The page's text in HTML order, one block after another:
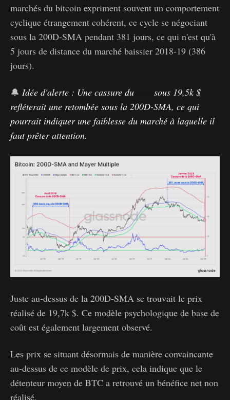
marchés du bitcoin expriment souvent un comportement
cyclique étrangement cohérent, ce cycle se négociant
sous la 200D-SMA pendant 381 jours, ce qui n'est qu'à
5 jours de distance du marché baissier 2018-19 (386
jours).
🔔 Idée d'alerte : Une cassure du
sous 19,5k $
refléterait une retombée sous la 200D-SMA, ce qui
pourrait indiquer une faiblesse du marché à laquelle il
faut prêter attention.
Juste au-dessus de la 200D-SMA se trouvait le prix
réalisé de 19,7k $. Ce modèle psychologique de base de
coût est également largement observé.
Les prix se situant désormais de manière convaincante
au-dessus de ce modèle de prix, cela indique que le
détenteur moyen de BTC a retrouvé un bénéfice net non
réalisé.